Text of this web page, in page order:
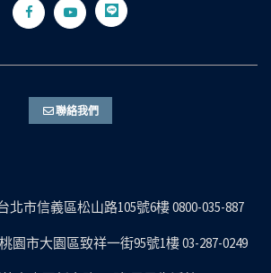
聯絡我們
北市信義區松山路105號6樓 0800-035-887
園市大園區致祥一街95號1樓 03-287-0249